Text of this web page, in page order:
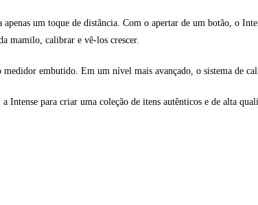
um toque de distância. Com o apertar de um botão, o
mamilo, calibrar e vê-los crescer.
embutido. Em um nível mais avançado, o sistema de
Intense para criar uma coleção de itens autênticos e de alta